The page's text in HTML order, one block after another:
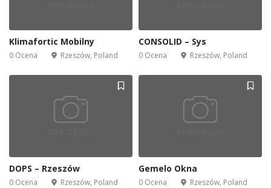
Klimafortic Mobilny
0 Ocena Rzeszów, Poland
CONSOLID – Sys
0 Ocena Rzeszów, Poland
DOPS – Rzeszów
0 Ocena Rzeszów, Poland
Gemelo Okna
0 Ocena Rzeszów, Poland